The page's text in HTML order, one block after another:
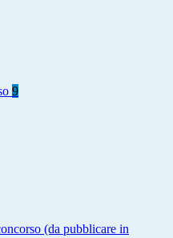
9
(da pubblicare in